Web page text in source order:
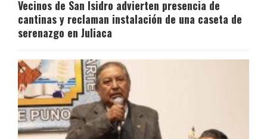
Vecinos de San Isidro advierten presencia de
cantinas y reclaman instalación de una caseta de
serenazgo en Juliaca